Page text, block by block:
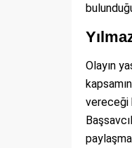
Olayın
vereceği